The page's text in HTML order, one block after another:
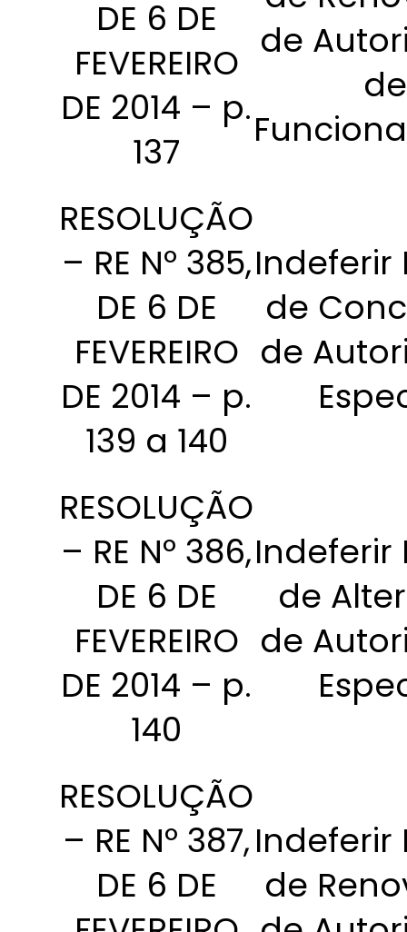
DE 6 DE
FEVEREIRO
DE 2014 – p.
137
de
de
RESOLUÇÃO
– RE Nº 385,
DE 6 DE
FEVEREIRO
DE 2014 – p.
139 a 140
Indeferir
de
de
RESOLUÇÃO
– RE Nº 386,
DE 6 DE
FEVEREIRO
DE 2014 – p.
140
Indeferir
de
de
RESOLUÇÃO
– RE Nº 387,
DE 6 DE
Indeferir
de